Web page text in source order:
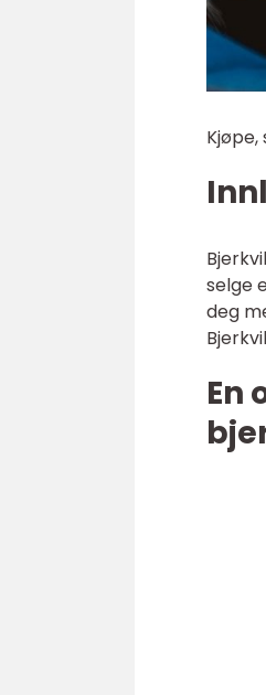
selge
deg
En